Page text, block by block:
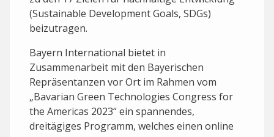
(Sustainable Development Goals, SDGs)
beizutragen.
Bayern International bietet in
Zusammenarbeit mit den Bayerischen
Repräsentanzen vor Ort im Rahmen vom
„Bavarian Green Technologies Congress for
the Americas 2023“ ein spannendes,
dreitägiges Programm, welches einen online